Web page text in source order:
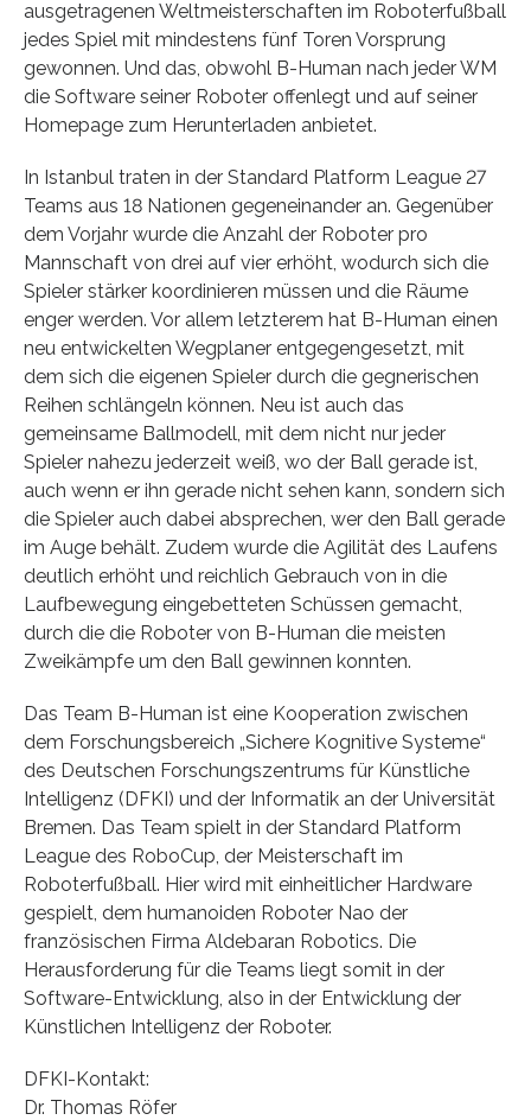
ausgetragenen Weltmeisterschaften im Roboterfußball
jedes Spiel mit mindestens fünf Toren Vorsprung
gewonnen. Und das, obwohl B-Human nach jeder WM
die Software seiner Roboter offenlegt und auf seiner
Homepage zum Herunterladen anbietet.
In Istanbul traten in der Standard Platform League 27
Teams aus 18 Nationen gegeneinander an. Gegenüber
dem Vorjahr wurde die Anzahl der Roboter pro
Mannschaft von drei auf vier erhöht, wodurch sich die
Spieler stärker koordinieren müssen und die Räume
enger werden. Vor allem letzterem hat B-Human einen
neu entwickelten Wegplaner entgegengesetzt, mit
dem sich die eigenen Spieler durch die gegnerischen
Reihen schlängeln können. Neu ist auch das
gemeinsame Ballmodell, mit dem nicht nur jeder
Spieler nahezu jederzeit weiß, wo der Ball gerade ist,
auch wenn er ihn gerade nicht sehen kann, sondern sich
die Spieler auch dabei absprechen, wer den Ball gerade
im Auge behält. Zudem wurde die Agilität des Laufens
deutlich erhöht und reichlich Gebrauch von in die
Laufbewegung eingebetteten Schüssen gemacht,
durch die die Roboter von B-Human die meisten
Zweikämpfe um den Ball gewinnen konnten.
Das Team B-Human ist eine Kooperation zwischen
dem Forschungsbereich „Sichere Kognitive Systeme“
des Deutschen Forschungszentrums für Künstliche
Intelligenz (DFKI) und der Informatik an der Universität
Bremen. Das Team spielt in der Standard Platform
League des RoboCup, der Meisterschaft im
Roboterfußball. Hier wird mit einheitlicher Hardware
gespielt, dem humanoiden Roboter Nao der
französischen Firma Aldebaran Robotics. Die
Herausforderung für die Teams liegt somit in der
Software-Entwicklung, also in der Entwicklung der
Künstlichen Intelligenz der Roboter.
DFKI-Kontakt:
Dr. Thomas Röfer